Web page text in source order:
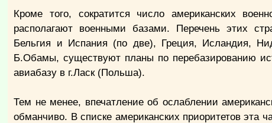
Кроме того, сократится число американских
располагают военными базами. Перечень этих
Бельгия и Испания (по две), Греция, Исландия,
Б.Обамы, существуют планы по перебазированию
авиабазу в г.Ласк (Польша).
Тем не менее, впечатление об ослаблении
обманчиво. В списке американских приоритетов эта